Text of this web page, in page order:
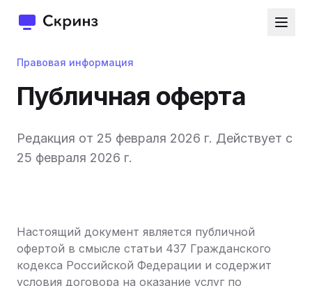
Правовая информация
Публичная оферта
Редакция от 25 февраля 2026 г. Действует с
25 февраля 2026 г.
Настоящий документ является публичной
офертой в смысле статьи 437 Гражданского
кодекса Российской Федерации и содержит
условия договора на оказание услуг по